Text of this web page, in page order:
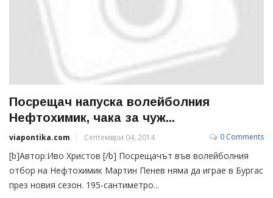
Посрещач напуска волейболния
Нефтохимик, чака за чуж...
viapontika.com Септември 04, 2014 0 Comments
[b]Автор:Иво Христов [/b] Посрещачът във волейболния
отбор на Нефтохимик Мартин Пенев няма да играе в Бургас
през новия сезон. 195-сантиметро...